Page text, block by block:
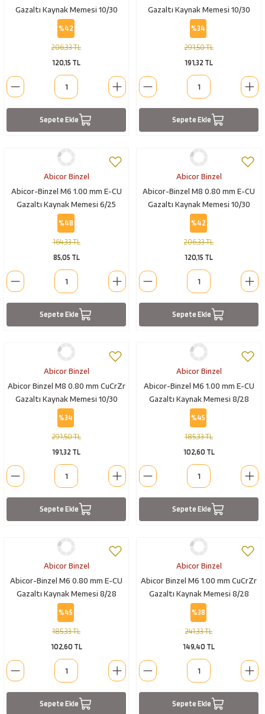
Gazaltı Kaynak Memesi 10/30
%42
206,33 TL
120,15 TL
Sepete Ekle
Gazaltı Kaynak Memesi 10/30
%34
291,50 TL
191,32 TL
Sepete Ekle
Abicor Binzel
Abicor-Binzel M6 1.00 mm E-CU
Gazaltı Kaynak Memesi 6/25
%48
164,33 TL
85,05 TL
Sepete Ekle
Abicor Binzel
Abicor-Binzel M8 0.80 mm E-CU
Gazaltı Kaynak Memesi 10/30
%42
206,33 TL
120,15 TL
Sepete Ekle
Abicor Binzel
Abicor Binzel M8 0.80 mm CuCrZr
Gazaltı Kaynak Memesi 10/30
%34
291,50 TL
191,32 TL
Sepete Ekle
Abicor Binzel
Abicor-Binzel M6 1.00 mm E-CU
Gazaltı Kaynak Memesi 8/28
%45
185,33 TL
102,60 TL
Sepete Ekle
Abicor Binzel
Abicor-Binzel M6 0.80 mm E-CU
Gazaltı Kaynak Memesi 8/28
%45
185,33 TL
102,60 TL
Sepete Ekle
Abicor Binzel
Abicor Binzel M6 1.00 mm CuCrZr
Gazaltı Kaynak Memesi 8/28
%38
241,33 TL
149,40 TL
Sepete Ekle